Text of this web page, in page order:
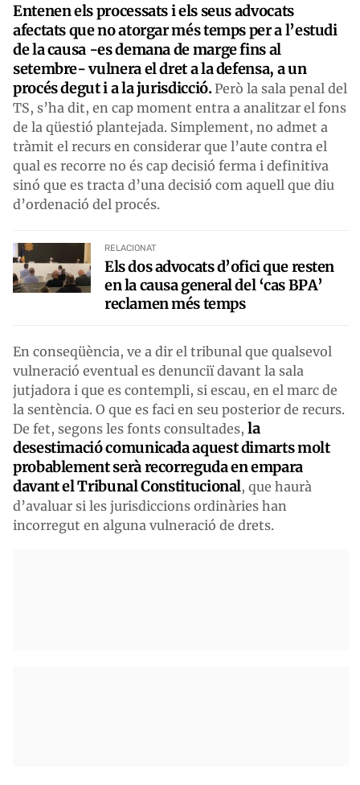
Entenen els processats i els seus advocats
afectats que no atorgar més temps per a l’estudi
de la causa -es demana de marge fins al
setembre- vulnera el dret a la defensa, a un
procés degut i a la jurisdicció.Però la sala penal del
TS, s’ha dit, en cap moment entra a analitzar el fons
de la qüestió plantejada. Simplement, no admet a
tràmit el recurs en considerar que l’aute contra el
qual es recorre no és cap decisió ferma i definitiva
sinó que es tracta d’una decisió com aquell que diu
d’ordenació del procés.
RELACIONAT
Els dos advocats d’ofici que resten
en la causa general del ‘cas BPA’
reclamen més temps
En conseqüència, ve a dir el tribunal que qualsevol
vulneració eventual es denunciï davant la sala
jutjadora i que es contempli, si escau, en el marc de
la sentència. O que es faci en seu posterior de recurs.
De fet, segons les fonts consultades, la
desestimació comunicada aquest dimarts molt
probablement serà recorreguda en empara
davant el Tribunal Constitucional, que haurà
d’avaluar si les jurisdiccions ordinàries han
incorregut en alguna vulneració de drets.